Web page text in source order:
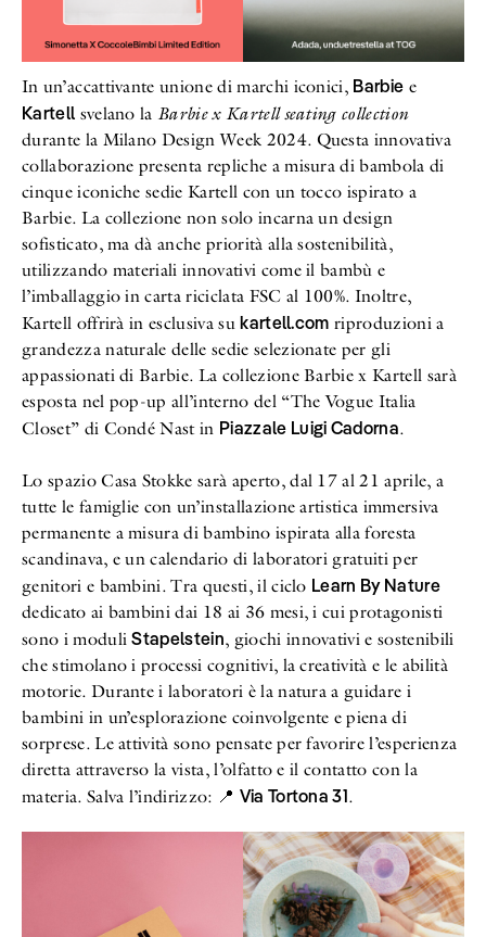
In un’accattivante unione di marchi iconici, Barbie e
Kartell svelano la Barbie x Kartell seating collection
durante la Milano Design Week 2024. Questa innovativa
collaborazione presenta repliche a misura di bambola di
cinque iconiche sedie Kartell con un tocco ispirato a
Barbie. La collezione non solo incarna un design
sofisticato, ma dà anche priorità alla sostenibilità,
utilizzando materiali innovativi come il bambù e
l’imballaggio in carta riciclata FSC al 100%. Inoltre,
Kartell offrirà in esclusiva sukartell.com riproduzioni a
grandezza naturale delle sedie selezionate per gli
appassionati di Barbie. La collezione Barbie x Kartell sarà
esposta nel pop-up all’interno del “The Vogue Italia
Closet” di Condé Nast in Piazzale Luigi Cadorna.
Lo spazio Casa Stokke sarà aperto, dal 17 al 21 aprile, a
tutte le famiglie con un’installazione artistica immersiva
permanente a misura di bambino ispirata alla foresta
scandinava, e un calendario di laboratori gratuiti per
genitori e bambini. Tra questi, il ciclo Learn By Nature
dedicato ai bambini dai 18 ai 36 mesi, i cui protagonisti
sono i moduliStapelstein, giochi innovativi e sostenibili
che stimolano i processi cognitivi, la creatività e le abilità
motorie. Durante i laboratori è la natura a guidare i
bambini in un’esplorazione coinvolgente e piena di
sorprese. Le attività sono pensate per favorire l’esperienza
diretta attraverso la vista, l’olfatto e il contatto con la
materia. Salva l’indirizzo: 📍 Via Tortona 31.